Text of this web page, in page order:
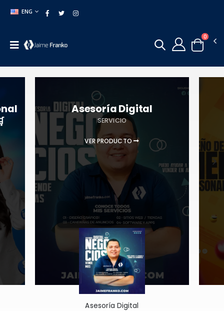
ENG
0
Asesoría Digital
SERVICIO
VER PRODUCTO
Asesoría Digital